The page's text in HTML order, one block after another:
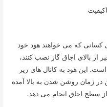
کسانی که می خواهند هود خود
از بالای اجاق گاز نصب کنند،
این هود به کانال های زیر
زمان روشن شدن به بالا آمده
سطح اجاق انجام می دهد.